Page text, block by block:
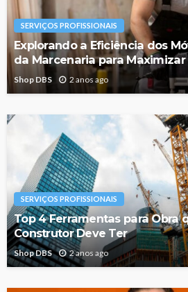
SERVIÇOS PROFISSIONAIS
Explorando a Eficiência dos
da Marcenaria para Maximizar
Shop DBS 2 anos ago
SERVIÇOS PROFISSIONAIS
Top 4 Ferramentas para Obra
Construtor Deve Ter
Shop DBS 2 anos ago